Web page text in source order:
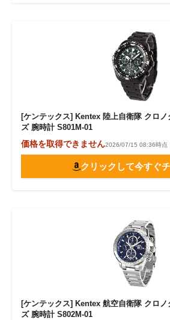
[ケンテックス] Kentex 陸上自衛隊 クロ
ズ 腕時計 S801M-01
価格を取得できません2026/07/15 08:36時点
クリックして今すぐ
[ケンテックス] Kentex 航空自衛隊 クロ
ズ 腕時計 S802M-01